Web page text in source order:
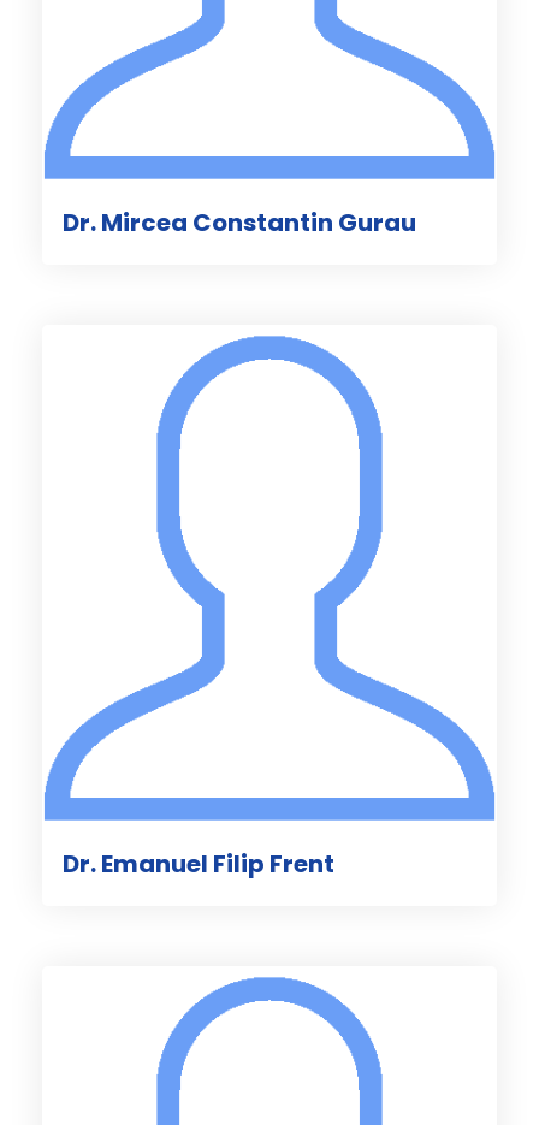
Dr. Mircea Constantin Gurau
Dr. Emanuel Filip Frent